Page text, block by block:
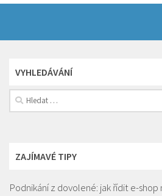
VYHLEDÁVÁNÍ
Vyhledávání
ZAJÍMAVÉ TIPY
Podnikání z dovolené: jak řídit e-shop